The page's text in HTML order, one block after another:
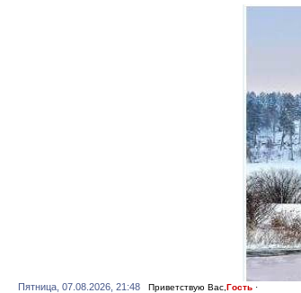
Пятница, 07.08.2026, 21:48 Приветствую Вас Гость ·